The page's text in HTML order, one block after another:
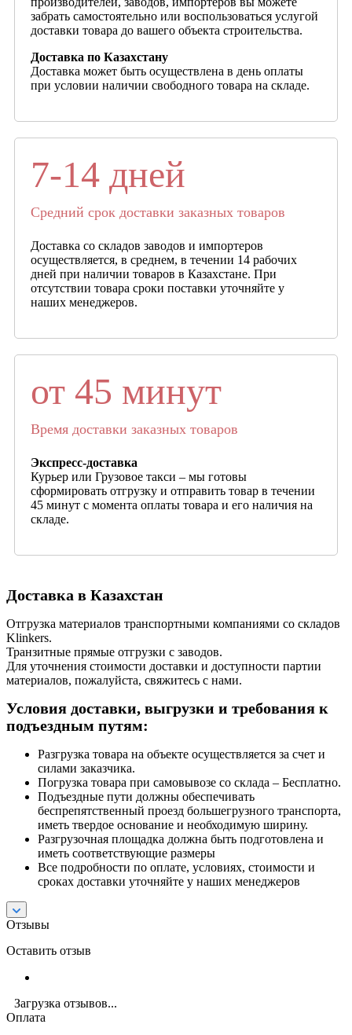
забрать самостоятельно или воспользоваться услугой
доставки товара до вашего объекта строительства.
Доставка по Казахстану
Доставка может быть осуществлена в день оплаты
при условии наличии свободного товара на складе.
7-14 дней
Средний срок доставки заказных товаров
Доставка со складов заводов и импортеров
осуществляется, в среднем, в течении 14 рабочих
дней при наличии товаров в Казахстане. При
отсутствии товара сроки поставки уточняйте у
наших менеджеров.
от 45 минут
Время доставки заказных товаров
Экспресс-доставка
Курьер или Грузовое такси – мы готовы
сформировать отгрузку и отправить товар в течении
45 минут с момента оплаты товара и его наличия на
складе.
Доставка в Казахстан
Отгрузка материалов транспортными компаниями со складов
Klinkers.
Транзитные прямые отгрузки с заводов.
Для уточнения стоимости доставки и доступности партии
материалов, пожалуйста, свяжитесь с нами.
Условия доставки, выгрузки и требования к
подъездным путям:
Разгрузка товара на объекте осуществляется за счет и
силами заказчика.
Погрузка товара при самовывозе со склада – Бесплатно.
Подъездные пути должны обеспечивать
беспрепятственный проезд большегрузного транспорта,
иметь твердое основание и необходимую ширину.
Разгрузочная площадка должна быть подготовлена и
иметь соответствующие размеры
Все подробности по оплате, условиях, стоимости и
сроках доставки уточняйте у наших менеджеров
Отзывы
Оставить отзыв
Загрузка отзывов...
Оплата